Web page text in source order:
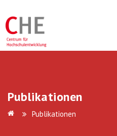
Publikationen
Publikationen